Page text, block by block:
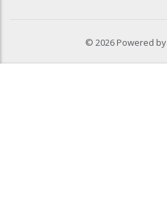
© 2026 Powered by